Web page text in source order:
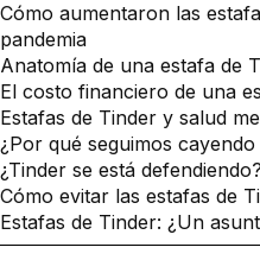
Cómo aumentaron las
pandemia
Anatomía de una estafa de
El costo financiero de una
Estafas de Tinder y salud
¿Por qué seguimos
¿Tinder se está defendiendo?
Cómo evitar las estafas de
Estafas de Tinder: ¿Un